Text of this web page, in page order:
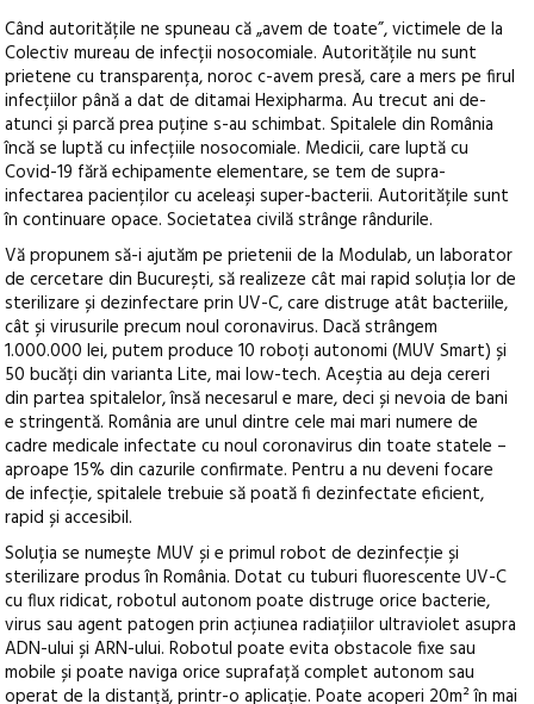
Când autoritățile ne spuneau că „avem de toate”, victimele de la
Colectiv mureau de infecții nosocomiale. Autoritățile nu sunt
prietene cu transparența, noroc c-avem presă, care a mers pe firul
infecțiilor până a dat de ditamai Hexipharma. Au trecut ani de-
atunci și parcă prea puține s-au schimbat. Spitalele din România
încă se luptă cu infecțiile nosocomiale. Medicii, care luptă cu
Covid-19 fără echipamente elementare, se tem de supra-
infectarea pacienților cu aceleași super-bacterii. Autoritățile sunt
în continuare opace. Societatea civilă strânge rândurile.
Vă propunem să-i ajutăm pe prietenii de la Modulab, un laborator
de cercetare din București, să realizeze cât mai rapid soluția lor de
sterilizare și dezinfectare prin UV-C, care distruge atât bacteriile,
cât și virusurile precum noul coronavirus. Dacă strângem
1.000.000 lei, putem produce 10 roboți autonomi (MUV Smart) și
50 bucăți din varianta Lite, mai low-tech. Aceștia au deja cereri
din partea spitalelor, însă necesarul e mare, deci și nevoia de bani
e stringentă. România are unul dintre cele mai mari numere de
cadre medicale infectate cu noul coronavirus din toate statele –
aproape 15% din cazurile confirmate. Pentru a nu deveni focare
de infecție, spitalele trebuie să poată fi dezinfectate eficient,
rapid și accesibil.
Soluția se numește MUV și e primul robot de dezinfecție și
sterilizare produs în România. Dotat cu tuburi fluorescente UV-C
cu flux ridicat, robotul autonom poate distruge orice bacterie,
virus sau agent patogen prin acțiunea radiațiilor ultraviolet asupra
ADN-ului și ARN-ului. Robotul poate evita obstacole fixe sau
mobile și poate naviga orice suprafață complet autonom sau
operat de la distanță, printr-o aplicație. Poate acoperi 20m² în mai